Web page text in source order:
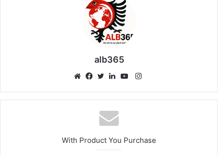
alb365
Instagram
With Product You Purchase